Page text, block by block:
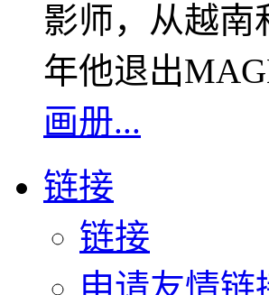
影师，从越南
年他退出
画册...
链接
链接